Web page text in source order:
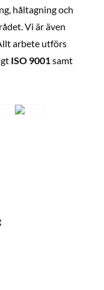
håltagning och
Vi är även
arbete utförs
ISO 9001samt